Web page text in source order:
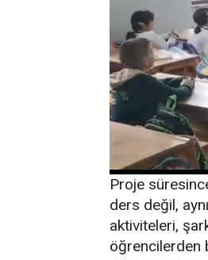
Proje
ders değil,
aktiviteleri,
öğrencilerden